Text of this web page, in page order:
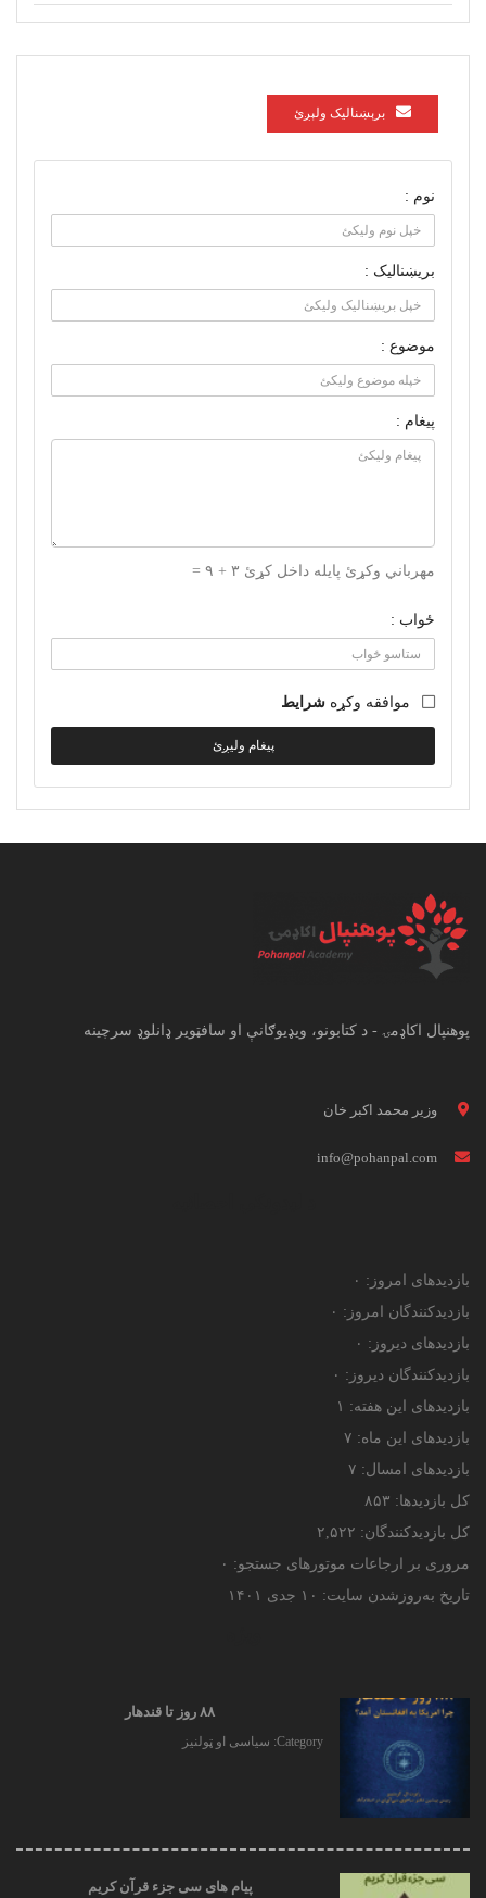
برېښناليک ولېږئ
نوم :
بریښنالیک :
موضوع :
پیغام :
مهرباني وکړئ پایله داخل کړئ ۳ + ۹ =
ځواب :
موافقه وکړه شرایط
پیغام ولیږئ
پوهنپال اکاډمۍ - د کتابونو، ویډیوګانې او سافټویر ډانلوډ سرچینه
وزیر محمد اکبر خان
info@pohanpal.com
بازدیدهای امروز: ۰
بازدیدکنندگان امروز: ۰
بازدیدهای دیروز: ۰
بازدیدکنندگان دیروز: ۰
بازدیدهای این هفته: ۱
بازدیدهای این ماه: ۷
بازدیدهای امسال: ۷
کل بازدیدها: ۸۵۳
کل بازدیدکنند‌گان: ۲,۵۲۲
مروری بر ارجاعات موتورهای جستجو: ۰
تاریخ به‌روزشدن سایت: ۱۰ جدی ۱۴۰۱
۸۸ روز تا قندهار
Category: سیاسی او ټولنیز
پیام های سی جزء قرآن کریم